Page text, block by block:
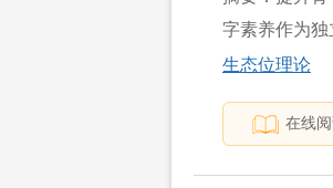
字素养作为
生态位理论
在线